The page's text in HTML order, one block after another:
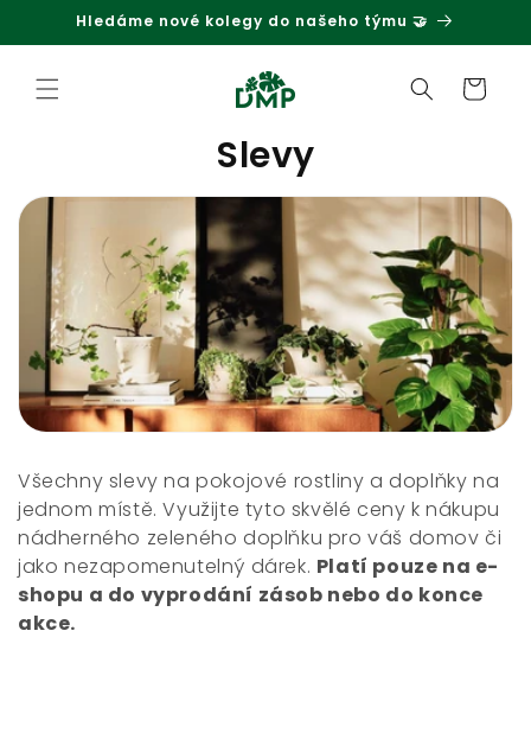
Přejít k obsahu
Hledáme nové kolegy do našeho týmu 🤝
Košík
K
o
l
e
k
c
e
:
Slevy
Všechny slevy na pokojové rostliny a doplňky na
jednom místě. Využijte tyto skvělé ceny k nákupu
nádherného zeleného doplňku pro váš domov či
jako nezapomenutelný dárek. Platí pouze na e-
shopu a do vyprodání zásob nebo do konce
akce.